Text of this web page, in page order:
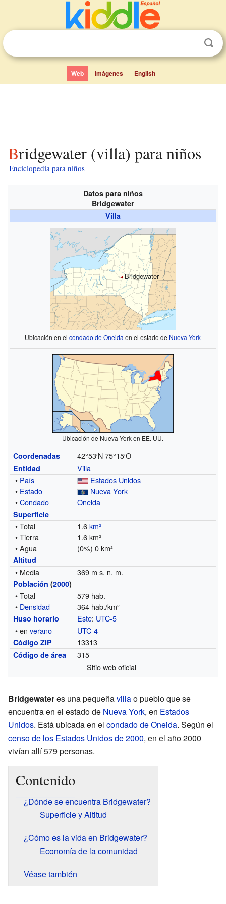
Web Imágenes English
Bridgewater (villa) para niños
Enciclopedia para niños
Datos para niños
Bridgewater
Villa
Bridgewater
Ubicación en elcondado de Oneida en el estado de Nueva York
Ubicación de Nueva York en EE. UU.
Coordenadas 42°53′N 75°15′O
Entidad
Villa
• País
Estados Unidos
• Estado
Nueva York
•Condado Oneida
Superficie
• Total 1.6km²
• Tierra
1.6 km²
• Agua
(0%) 0 km²
Altitud
• Media 369 m s. n. m.
Población (2000)
• Total
579 hab.
• Densidad 364 hab./km²
Huso horario Este: UTC-5
• enverano UTC-4
Código ZIP 13313
Código de área
315
Sitio web oficial
Bridgewateres una pequeñavillao pueblo que se
encuentra en el estado de Nueva York, en Estados
Unidos. Está ubicada en el condado de Oneida. Según el
censo de los Estados Unidos de 2000, en el año 2000
vivían allí 579 personas.
Contenido
¿Dónde se encuentra Bridgewater?
Superficie y Altitud
¿Cómo es la vida en Bridgewater?
Economía de la comunidad
Véase también